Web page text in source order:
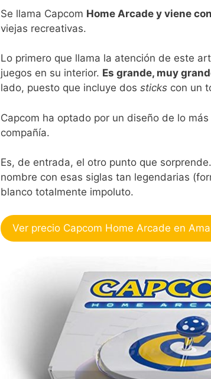
Se llama Capcom Home Arcade y viene
viejas recreativas.
Lo primero que llama la atención de este
juegos en su interior. Es grande, muy
lado, puesto que incluye dos sticks con un
Capcom ha optado por un diseño de lo
compañía.
Es, de entrada, el otro punto que
nombre con esas siglas tan legendarias
blanco totalmente impoluto.
Ver precio Capcom Home Arcade en